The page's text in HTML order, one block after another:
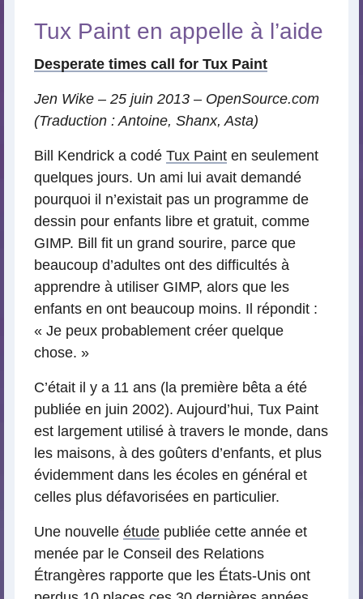
Tux Paint en appelle à l’aide
Desperate times call for Tux Paint
Jen Wike – 25 juin 2013 – OpenSource.com
(Traduction : Antoine, Shanx, Asta)
Bill Kendrick a codé Tux Paint en seulement
quelques jours. Un ami lui avait demandé
pourquoi il n’existait pas un programme de
dessin pour enfants libre et gratuit, comme
GIMP. Bill fit un grand sourire, parce que
beaucoup d’adultes ont des difficultés à
apprendre à utiliser GIMP, alors que les
enfants en ont beaucoup moins. Il répondit :
« Je peux probablement créer quelque
chose. »
C’était il y a 11 ans (la première bêta a été
publiée en juin 2002). Aujourd’hui, Tux Paint
est largement utilisé à travers le monde, dans
les maisons, à des goûters d’enfants, et plus
évidemment dans les écoles en général et
celles plus défavorisées en particulier.
Une nouvelle étude publiée cette année et
menée par le Conseil des Relations
Étrangères rapporte que les États-Unis ont